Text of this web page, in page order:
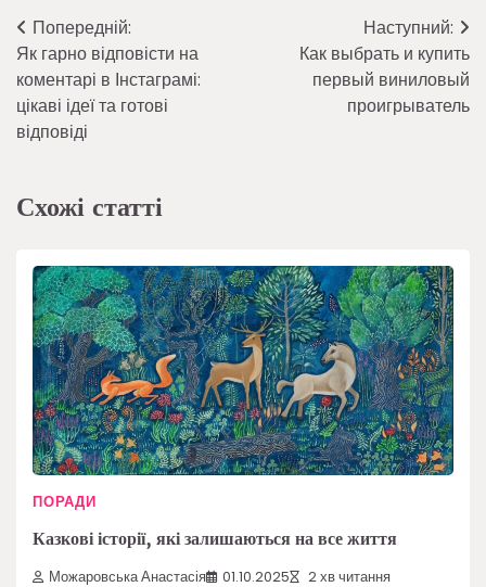
Навігація
записів
Попередній:
Як гарно відповісти на
коментарі в Інстаграмі:
цікаві ідеї та готові
відповіді
Наступний:
Как выбрать и купить
первый виниловый
проигрыватель
Схожі статті
ПОРАДИ
Казкові історії, які залишаються на все життя
Можаровська Анастасія 01.10.2025 2 хв читання